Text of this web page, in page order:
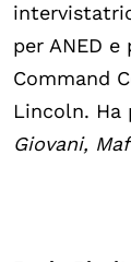
per ANED
Command
Lincoln. Ha
Giovani,